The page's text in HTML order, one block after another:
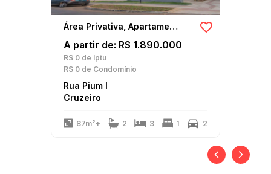
Área Privativa, Apartamento
A partir de: R$ 1.890.000
R$ 0 de Iptu
R$ 0 de Condomínio
Rua Pium I
Cruzeiro
87m²+ 2 3 1 2